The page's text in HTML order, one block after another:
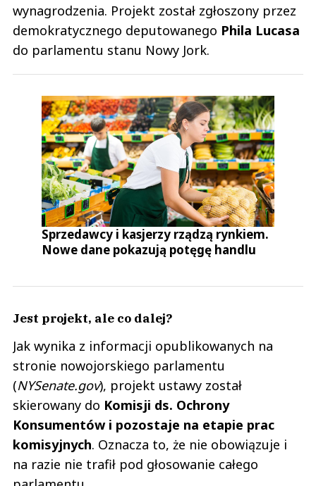
wynagrodzenia. Projekt został zgłoszony przez
demokratycznego deputowanego Phila Lucasa
do parlamentu stanu Nowy Jork.
Sprzedawcy i kasjerzy rządzą rynkiem.
Nowe dane pokazują potęgę handlu
Jest projekt, ale co dalej?
Jak wynika z informacji opublikowanych na
stronie nowojorskiego parlamentu
(NYSenate.gov), projekt ustawy został
skierowany do Komisji ds. Ochrony
Konsumentów i pozostaje na etapie prac
komisyjnych. Oznacza to, że nie obowiązuje i
na razie nie trafił pod głosowanie całego